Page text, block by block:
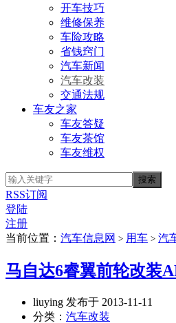
开车技巧
维修保养
车险攻略
省钱窍门
汽车新闻
汽车改装
交通法规
车友之家
车友答疑
车友茶馆
车友维权
RSS订阅
登陆
注册
当前位置： 汽车信息网 > 用车 > 汽
马自达6睿翼前轮改装
liuying 发布于 2013-11-11
分类： 汽车改装